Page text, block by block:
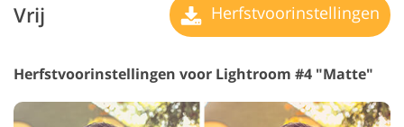
Vrij Herfstvoorinstellingen
Herfstvoorinstellingen voor Lightroom #4 "Matte"